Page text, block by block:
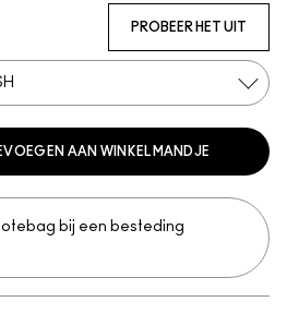
PROBEER HET UIT
AAN WINKELMANDJE
bij een besteding